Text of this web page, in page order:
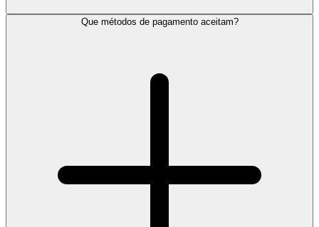
Que métodos de pagamento aceitam?